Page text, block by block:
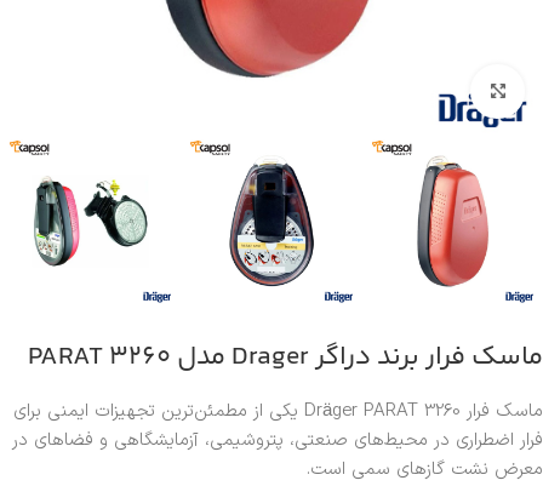
بزرگنمایی تصویر
ماسک فرار برند دراگر Drager مدل 3260 PARAT
ماسک فرار Dräger PARAT 3260 یکی از مطمئن‌ترین تجهیزات ایمنی برای
فرار اضطراری در محیط‌های صنعتی، پتروشیمی، آزمایشگاهی و فضاهای در
معرض نشت گازهای سمی است.